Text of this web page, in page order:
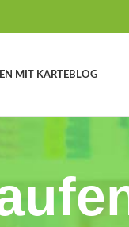
MIT KARTEBLOG